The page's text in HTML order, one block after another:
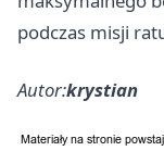
podczas misji
Autor:krystian